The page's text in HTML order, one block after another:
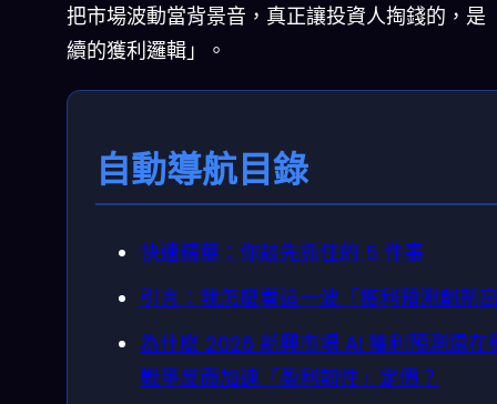
把市場波動當背景音，真正讓投資人掏錢的，是
續的獲利邏輯」。
自動導航目錄
快速精華：你該先抓住的 5 件事
引言：我怎麼看這一波「獲利預測創新
為什麼 2026 新興市場 AI 獲利預測還在
戰爭反而加速「盈利韌性」定價？